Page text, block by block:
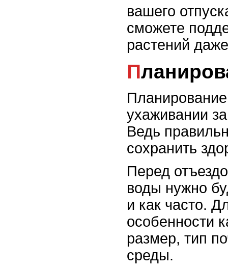
вашего
сможете
растений
ухаживании
Ведь
сохранить
Перед
воды нужно
и как часто.
особенности
размер, тип
среды.